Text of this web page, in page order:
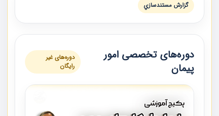
گزارش مستندسازي
دوره‌های تخصصی امور
پیمان
دوره‌های غیر
رایگان